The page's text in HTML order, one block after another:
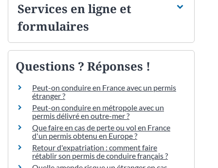
Services en ligne et
formulaires
Questions ? Réponses !
Peut-on conduire en France avec un permis
étranger ?
Peut-on conduire en métropole avec un
permis délivré en outre-mer ?
Que faire en cas de perte ou vol en France
d'un permis obtenu en Europe ?
Retour d'expatriation : comment faire
rétablir son permis de conduire français ?